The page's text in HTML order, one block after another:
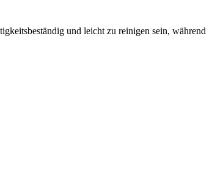
und leicht zu reinigen sein, während